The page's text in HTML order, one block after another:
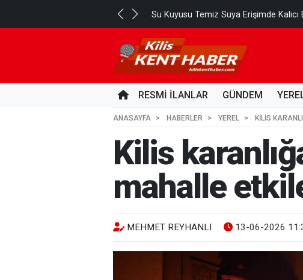
Su Kuyusu Temiz Suya Erişimde Kalıcı
RESMİ İLANLAR GÜNDEM
ANASAYFA HABERLER YEREL KILIS
Kilis
mahalle
MEHMET REYHANLI 13-06-2026